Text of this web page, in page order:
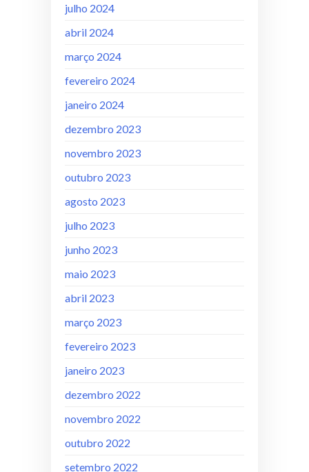
julho 2024
abril 2024
março 2024
fevereiro 2024
janeiro 2024
dezembro 2023
novembro 2023
outubro 2023
agosto 2023
julho 2023
junho 2023
maio 2023
abril 2023
março 2023
fevereiro 2023
janeiro 2023
dezembro 2022
novembro 2022
outubro 2022
setembro 2022